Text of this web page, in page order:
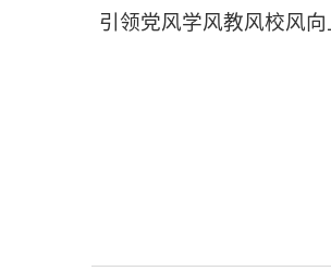
引领党风学风教风校风向